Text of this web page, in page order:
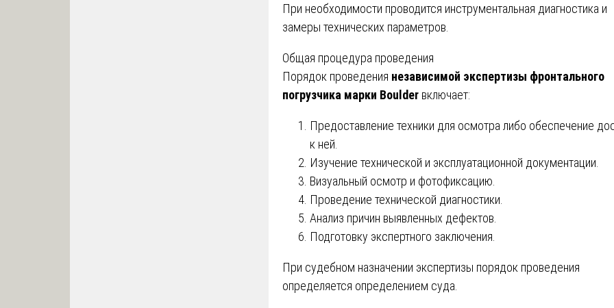
При необходимости проводится инструментальная диагностика и
замеры технических параметров.
Общая процедура проведения
Порядок проведения независимой экспертизы фронтального
погрузчика марки Boulder включает:
Предоставление техники для осмотра либо обеспечение
к ней.
Изучение технической и эксплуатационной документации.
Визуальный осмотр и фотофиксацию.
Проведение технической диагностики.
Анализ причин выявленных дефектов.
Подготовку экспертного заключения.
При судебном назначении экспертизы порядок проведения
определяется определением суда.